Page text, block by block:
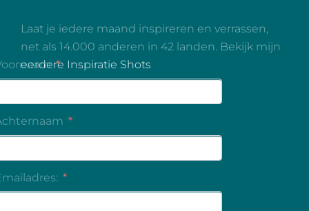
Laat je iedere maand inspireren en verrassen,
net als 14.000 anderen in 42 landen. Bekijk mijn
eerdere Inspiratie Shots